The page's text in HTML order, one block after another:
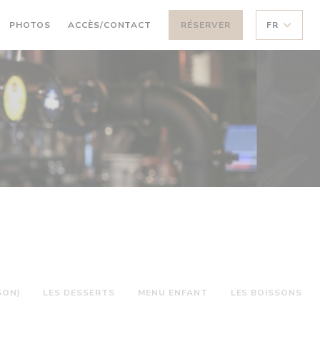
PHOTOS ACCÈS/CONTACT RÉSERVER FR
LES DESSERTS MENU ENFANT LES BOISSONS